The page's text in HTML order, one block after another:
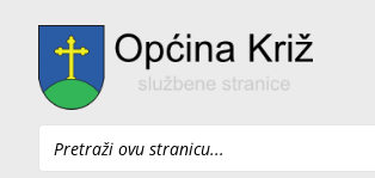
Pretraži